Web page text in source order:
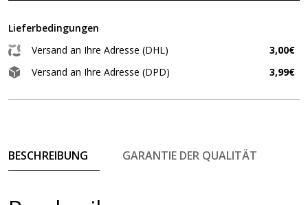
Lieferbedingungen
Versand an Ihre Adresse (DHL)
3,00€
Versand an Ihre Adresse (DPD)
3,99€
BESCHREIBUNG GARANTIE DER QUALITÄT